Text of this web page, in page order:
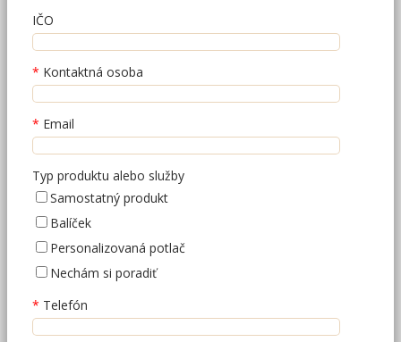
IČO
Kontaktná osoba
Email
Typ produktu alebo služby
Samostatný produkt
Balíček
Personalizovaná potlač
Nechám si poradiť
Telefón